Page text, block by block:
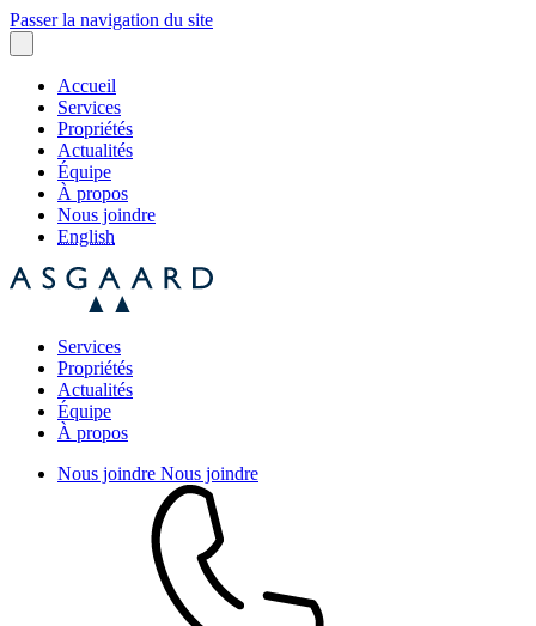
Passer la navigation du site
Accueil
Services
Propriétés
Actualités
Équipe
À propos
Nous joindre
English
Services
Propriétés
Actualités
Équipe
À propos
Nous joindre Nous joindre